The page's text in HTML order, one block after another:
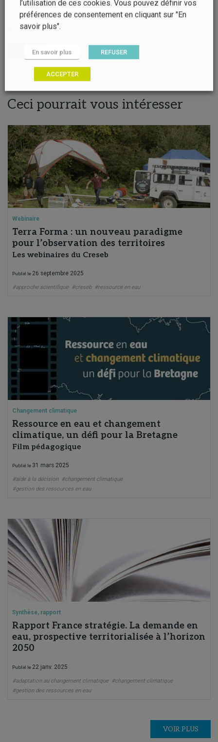
Mis à jour le 05/04/2023
#adaptation au changement climatique #changement climatique
#pluie
#ressource en eau
#sécheresse
Ceci pourrait vous intéresser
Webinaire
Terra Forma : un nouveau paradigme
pour l’observation des territoires
Les webinaires du Creseb
Publié le 26 septembre 2025
#approche scientifique #creseb #ressource en eau
Changement climatique
Ressource en eau et changement
climatique, un défi pour la Bretagne
Film pédagogique
Publié le 31 mars 2025
#aide à la décision
#changement climatique
#gestion des ressources en eau
Synthèse, rapport
Rapport France stratégie. La demande en
eau, prospective territorialisée à l’horizon
2050
Publié le 22 janv. 2025
#adaptation au changement climatique
#changement climatique
#gestion des ressources en eau
VOIR PLUS
l’utilisation de ces cookies. Vous pouvez définir vos
préférences de consentement en cliquant sur "En
savoir plus".
En savoir plus REFUSER
ACCEPTER